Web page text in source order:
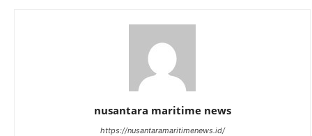
nusantara maritime news
https://nusantaramaritimenews.id/